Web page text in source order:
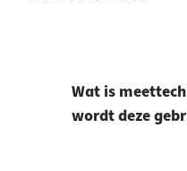
Wat is
wordt deze